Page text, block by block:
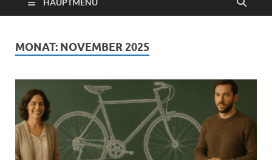
HAUPTMENÜ
MONAT: NOVEMBER 2025